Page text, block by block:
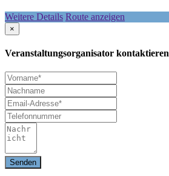
Weitere Details Route anzeigen
×
Veranstaltungsorganisator kontaktieren